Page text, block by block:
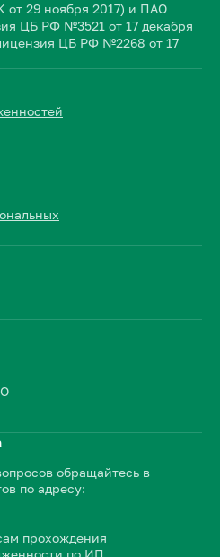
29 ноября 2017) и ПАО
ЦБ РФ №3521 от 17 декабря
ЦБ РФ №2268 от 17
обращайтесь в
по адресу:
прохождения
по ИП